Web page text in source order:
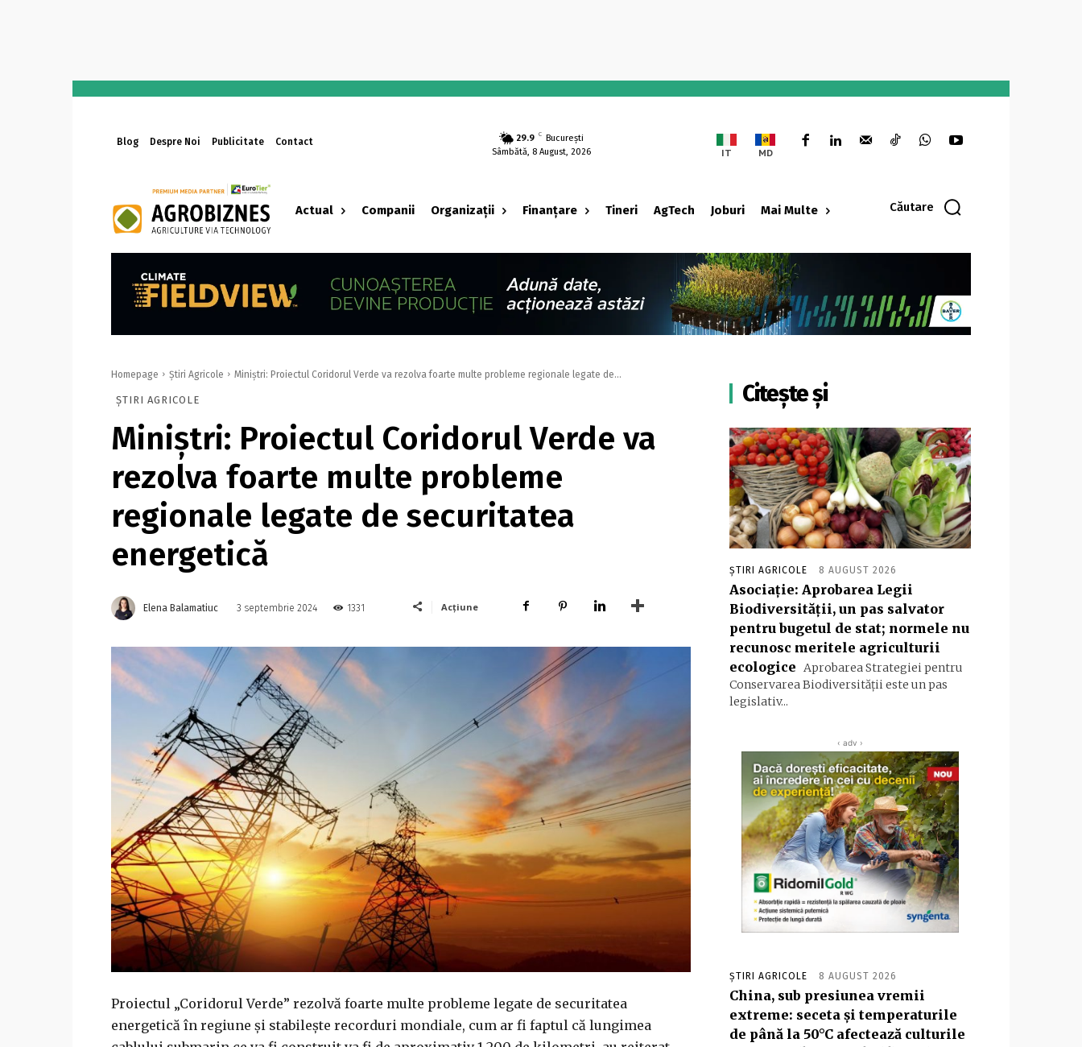
Blog Despre Noi Publicitate Contact 29.9 C București
Sâmbătă, 8 August, 2026
IT MD
Actual Companii Organizații Finanțare Tineri AgTech Joburi Mai Multe Căutare
-
Homepage Știri Agricole Miniștri: Proiectul Coridorul Verde va rezolva foarte multe probleme regionale legate de...
ȘTIRI AGRICOLE
Miniștri: Proiectul Coridorul Verde va
rezolva foarte multe probleme
regionale legate de securitatea
energetică
Elena Balamatiuc 3 septembrie 2024 1331 Acțiune
Proiectul „Coridorul Verde” rezolvă foarte multe probleme legate de securitatea
energetică în regiune şi stabileşte recorduri mondiale, cum ar fi faptul că lungimea
Citește și
ȘTIRI AGRICOLE 8 AUGUST 2026
Asociație: Aprobarea Legii
Biodiversității, un pas salvator
pentru bugetul de stat; normele nu
recunosc meritele agriculturii
ecologice Aprobarea Strategiei pentru
Conservarea Biodiversității este un pas
legislativ...
‹ adv ›
ȘTIRI AGRICOLE 8 AUGUST 2026
China, sub presiunea vremii
extreme: seceta și temperaturile
de până la 50°C afectează culturile